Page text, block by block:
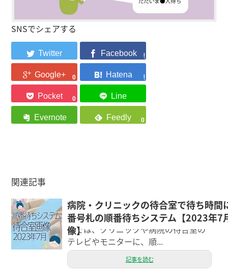
SNSでシェアする
0
0
0
関連記事
病院・クリニックの待合室で待ち時間
番号札の順番待ちシステム【2023年7
像】
こんにちは、エクシーのスタッフのス
ギウラです。 d-sumaの順番待ちシステ
ムでは、クリニックや病院の待合室の
テレビやモニターに、順...
記事を読む